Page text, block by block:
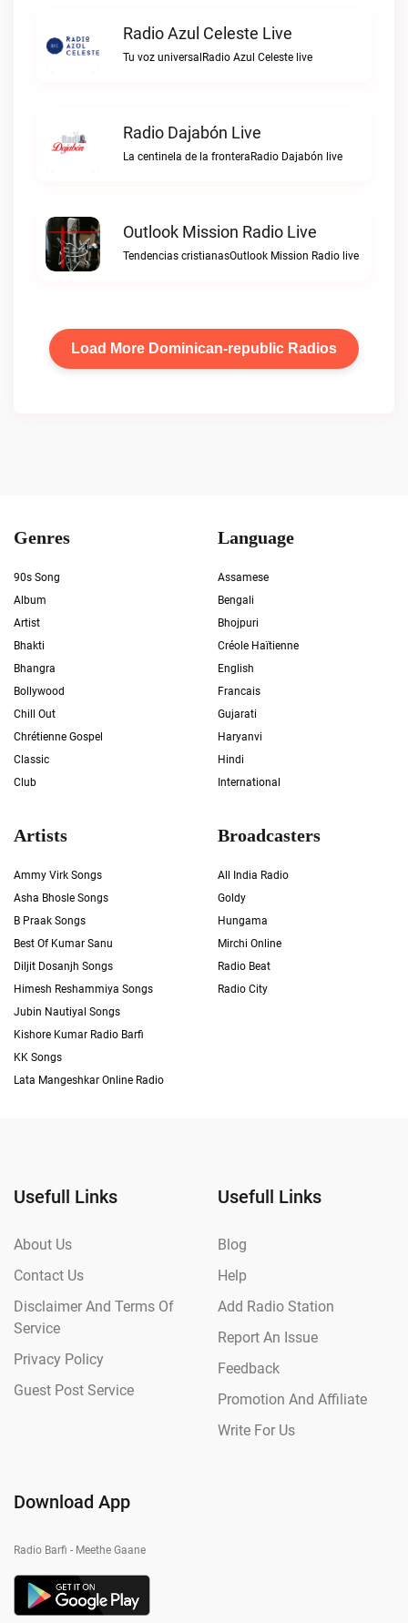
Radio Azul Celeste Live
Tu voz universalRadio Azul Celeste live
Radio Dajabón Live
La centinela de la fronteraRadio Dajabón live
Outlook Mission Radio Live
Tendencias cristianasOutlook Mission Radio live
Load More Dominican-republic Radios
Genres
90s Song
Album
Artist
Bhakti
Bhangra
Bollywood
Chill Out
Chrétienne Gospel
Classic
Club
Language
Assamese
Bengali
Bhojpuri
Créole Haïtienne
English
Francais
Gujarati
Haryanvi
Hindi
International
Artists
Ammy Virk Songs
Asha Bhosle Songs
B Praak Songs
Best Of Kumar Sanu
Diljit Dosanjh Songs
Himesh Reshammiya Songs
Jubin Nautiyal Songs
Kishore Kumar Radio Barfi
KK Songs
Lata Mangeshkar Online Radio
Broadcasters
All India Radio
Goldy
Hungama
Mirchi Online
Radio Beat
Radio City
Usefull Links
About Us
Contact Us
Disclaimer And Terms Of
Service
Privacy Policy
Guest Post Service
Usefull Links
Blog
Help
Add Radio Station
Report An Issue
Feedback
Promotion And Affiliate
Write For Us
Download App
Radio Barfi - Meethe Gaane